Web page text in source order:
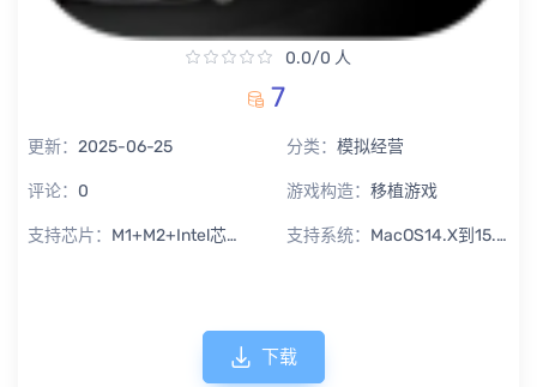
0.0/0 人
7
更新： 2025-06-25 分类： 模拟经营
评论： 0 游戏构造： 移植游戏
支持芯片： M1+M2+Intel芯片通用 支持系统： MacOS14.X到15.X Sequoia
下载